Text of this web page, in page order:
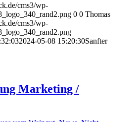
cms3/wp-
0 0 Thomas
cms3/wp-
2024-05-08 15:20:30Sanfter
Marketing /